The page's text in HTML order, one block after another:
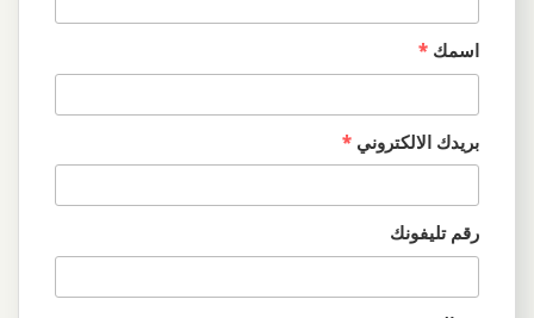
اسمك *
بريدك الالكتروني *
رقم تليفونك